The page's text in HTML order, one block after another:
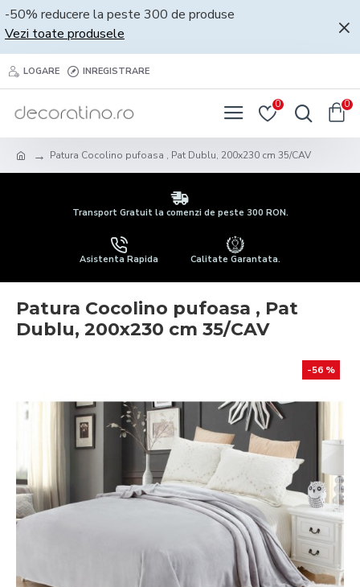
-50% reducere la peste 300 de produse
Vezi toate produsele
LOGARE INREGISTRARE
0 0
Patura Cocolino pufoasa , Pat Dublu, 200x230 cm 35/CAV
Transport Gratuit la comenzi de peste 300 RON.
Asistenta Rapida Calitate Garantata.
Patura Cocolino pufoasa , Pat
Dublu, 200x230 cm 35/CAV
-56 %